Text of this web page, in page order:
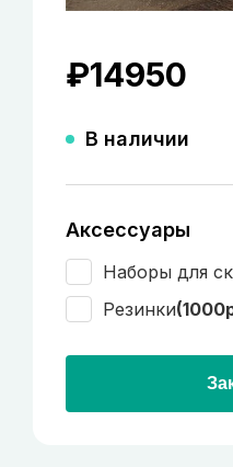
₽14950
В наличии
Аксессуары
Наборы для
Резинки